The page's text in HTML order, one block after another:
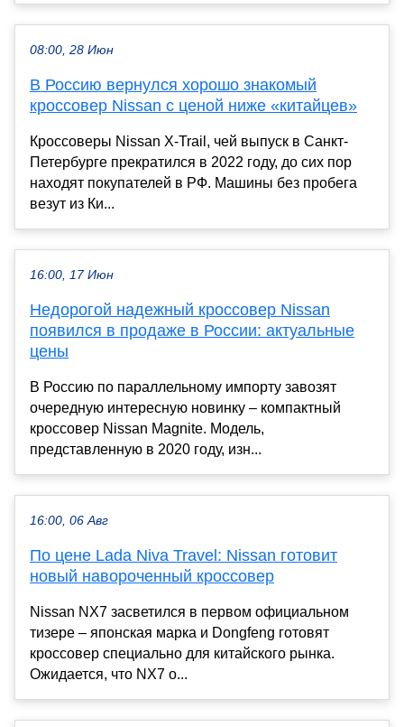
08:00, 28 Июн
В Россию вернулся хорошо знакомый
кроссовер Nissan с ценой ниже «китайцев»
Кроссоверы Nissan X-Trail, чей выпуск в Санкт-
Петербурге прекратился в 2022 году, до сих пор
находят покупателей в РФ. Машины без пробега
везут из Ки...
16:00, 17 Июн
Недорогой надежный кроссовер Nissan
появился в продаже в России: актуальные
цены
В Россию по параллельному импорту завозят
очередную интересную новинку – компактный
кроссовер Nissan Magnite. Модель,
представленную в 2020 году, изн...
16:00, 06 Авг
По цене Lada Niva Travel: Nissan готовит
новый навороченный кроссовер
Nissan NX7 засветился в первом официальном
тизере – японская марка и Dongfeng готовят
кроссовер специально для китайского рынка.
Ожидается, что NX7 о...